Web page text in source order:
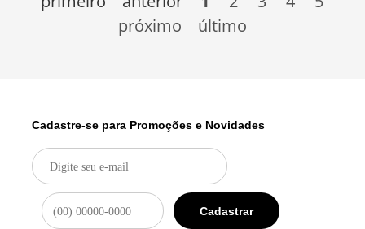
próximo
último
Cadastre-se para Promoções e Novidades
Cadastrar